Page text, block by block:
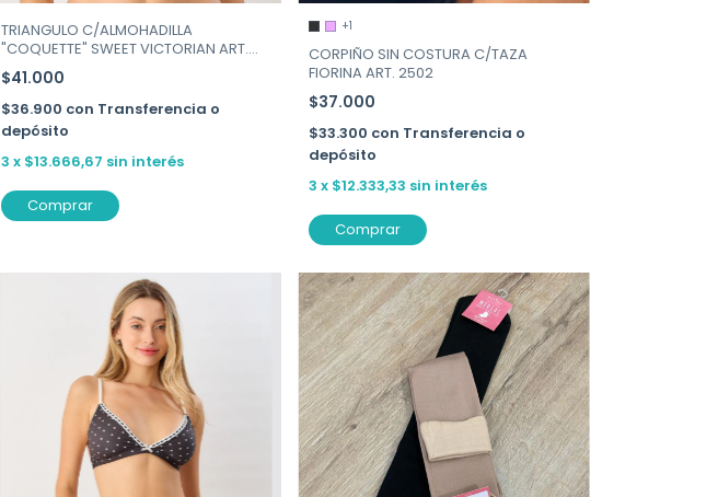
TRIANGULO C/ALMOHADILLA
"COQUETTE" SWEET VICTORIAN ART.
134-212
$41.000
$36.900 con Transferencia o
depósito
3 x $13.666,67 sin interés
Comprar
+1
CORPIÑO SIN COSTURA C/TAZA
FIORINA ART. 2502
$37.000
$33.300 con Transferencia o
depósito
3 x $12.333,33 sin interés
Comprar